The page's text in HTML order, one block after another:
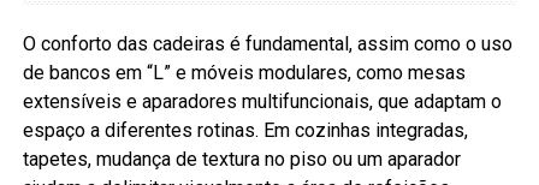
O conforto das cadeiras é fundamental, assim como o uso
de bancos em “L” e móveis modulares, como mesas
extensíveis e aparadores multifuncionais, que adaptam o
espaço a diferentes rotinas. Em cozinhas integradas,
tapetes, mudança de textura no piso ou um aparador